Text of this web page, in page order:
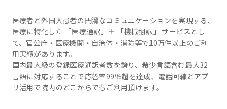
医療者と外国人患者の円滑なコミュニケーションを実現する、
医療に特化した 「医療通訳」＋ 「機械翻訳」 サービスとし
て、官公庁・医療機関・自治体・消防等で10万件以上のご利
用実績があります。
国内最大級の登録医療通訳者数を誇り、希少言語含む最大32
言語に対応することで応答率99％超を達成、電話回線とアプ
リ活用で院内のどこからでもご利用頂けます。